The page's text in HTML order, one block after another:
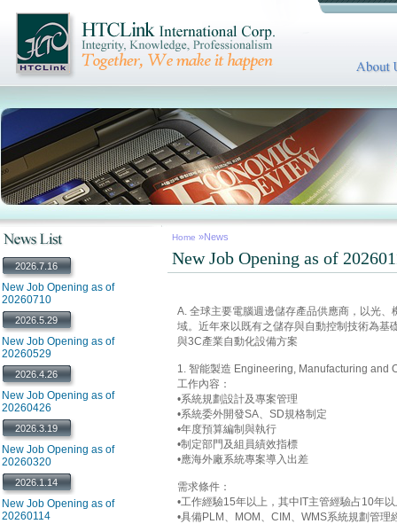
2026.7.16
New Job Opening as of
20260710
2026.5.29
New Job Opening as of
20260529
2026.4.26
New Job Opening as of
20260426
2026.3.19
New Job Opening as of
20260320
2026.1.14
New Job Opening as of
20260114
Home »News
New Job Opening as of
A. 全球主要電腦週邊儲存產品供應商，以光
域。近年來以既有之儲存與自動控制技術為基
與3C產業自動化設備方案
1. 智能製造 Engineering, Manufacturing and
工作內容：
•系統規劃設計及專案管理
•系統委外開發SA、SD規格制定
•年度預算編制與執行
•制定部門及組員績效指標
•應海外廠系統專案導入出差
需求條件：
•工作經驗15年以上，其中IT主管經驗占10年
•具備PLM、MOM、CIM、WMS系統規劃管理